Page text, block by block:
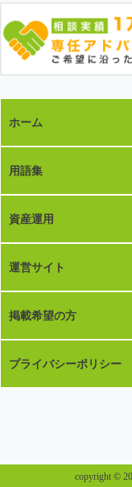
ホーム
用語集
資産運用
運営サイト
掲載希望の方
プライバシーポリシー
copyright ©